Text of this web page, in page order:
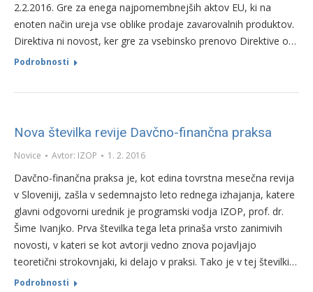
2.2.2016. Gre za enega najpomembnejših aktov EU, ki na
enoten način ureja vse oblike prodaje zavarovalnih produktov.
Direktiva ni novost, ker gre za vsebinsko prenovo Direktive o…
Podrobnosti
Nova številka revije Davčno-finančna praksa
Novice Avtor: IZOP 1. 2. 2016
Davčno-finančna praksa je, kot edina tovrstna mesečna revija
v Sloveniji, zašla v sedemnajsto leto rednega izhajanja, katere
glavni odgovorni urednik je programski vodja IZOP, prof. dr.
Šime Ivanjko. Prva številka tega leta prinaša vrsto zanimivih
novosti, v kateri se kot avtorji vedno znova pojavljajo
teoretični strokovnjaki, ki delajo v praksi. Tako je v tej številki…
Podrobnosti